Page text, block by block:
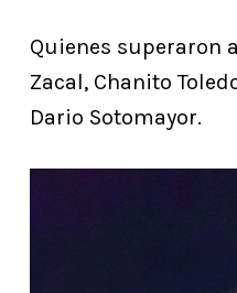
Quienes superaron
Zacal, Chanito
Dario Sotomayor.